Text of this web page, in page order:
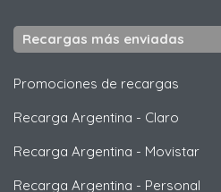
Recargas más enviadas
Promociones de recargas
Recarga Argentina - Claro
Recarga Argentina - Movistar
Recarga Argentina - Personal